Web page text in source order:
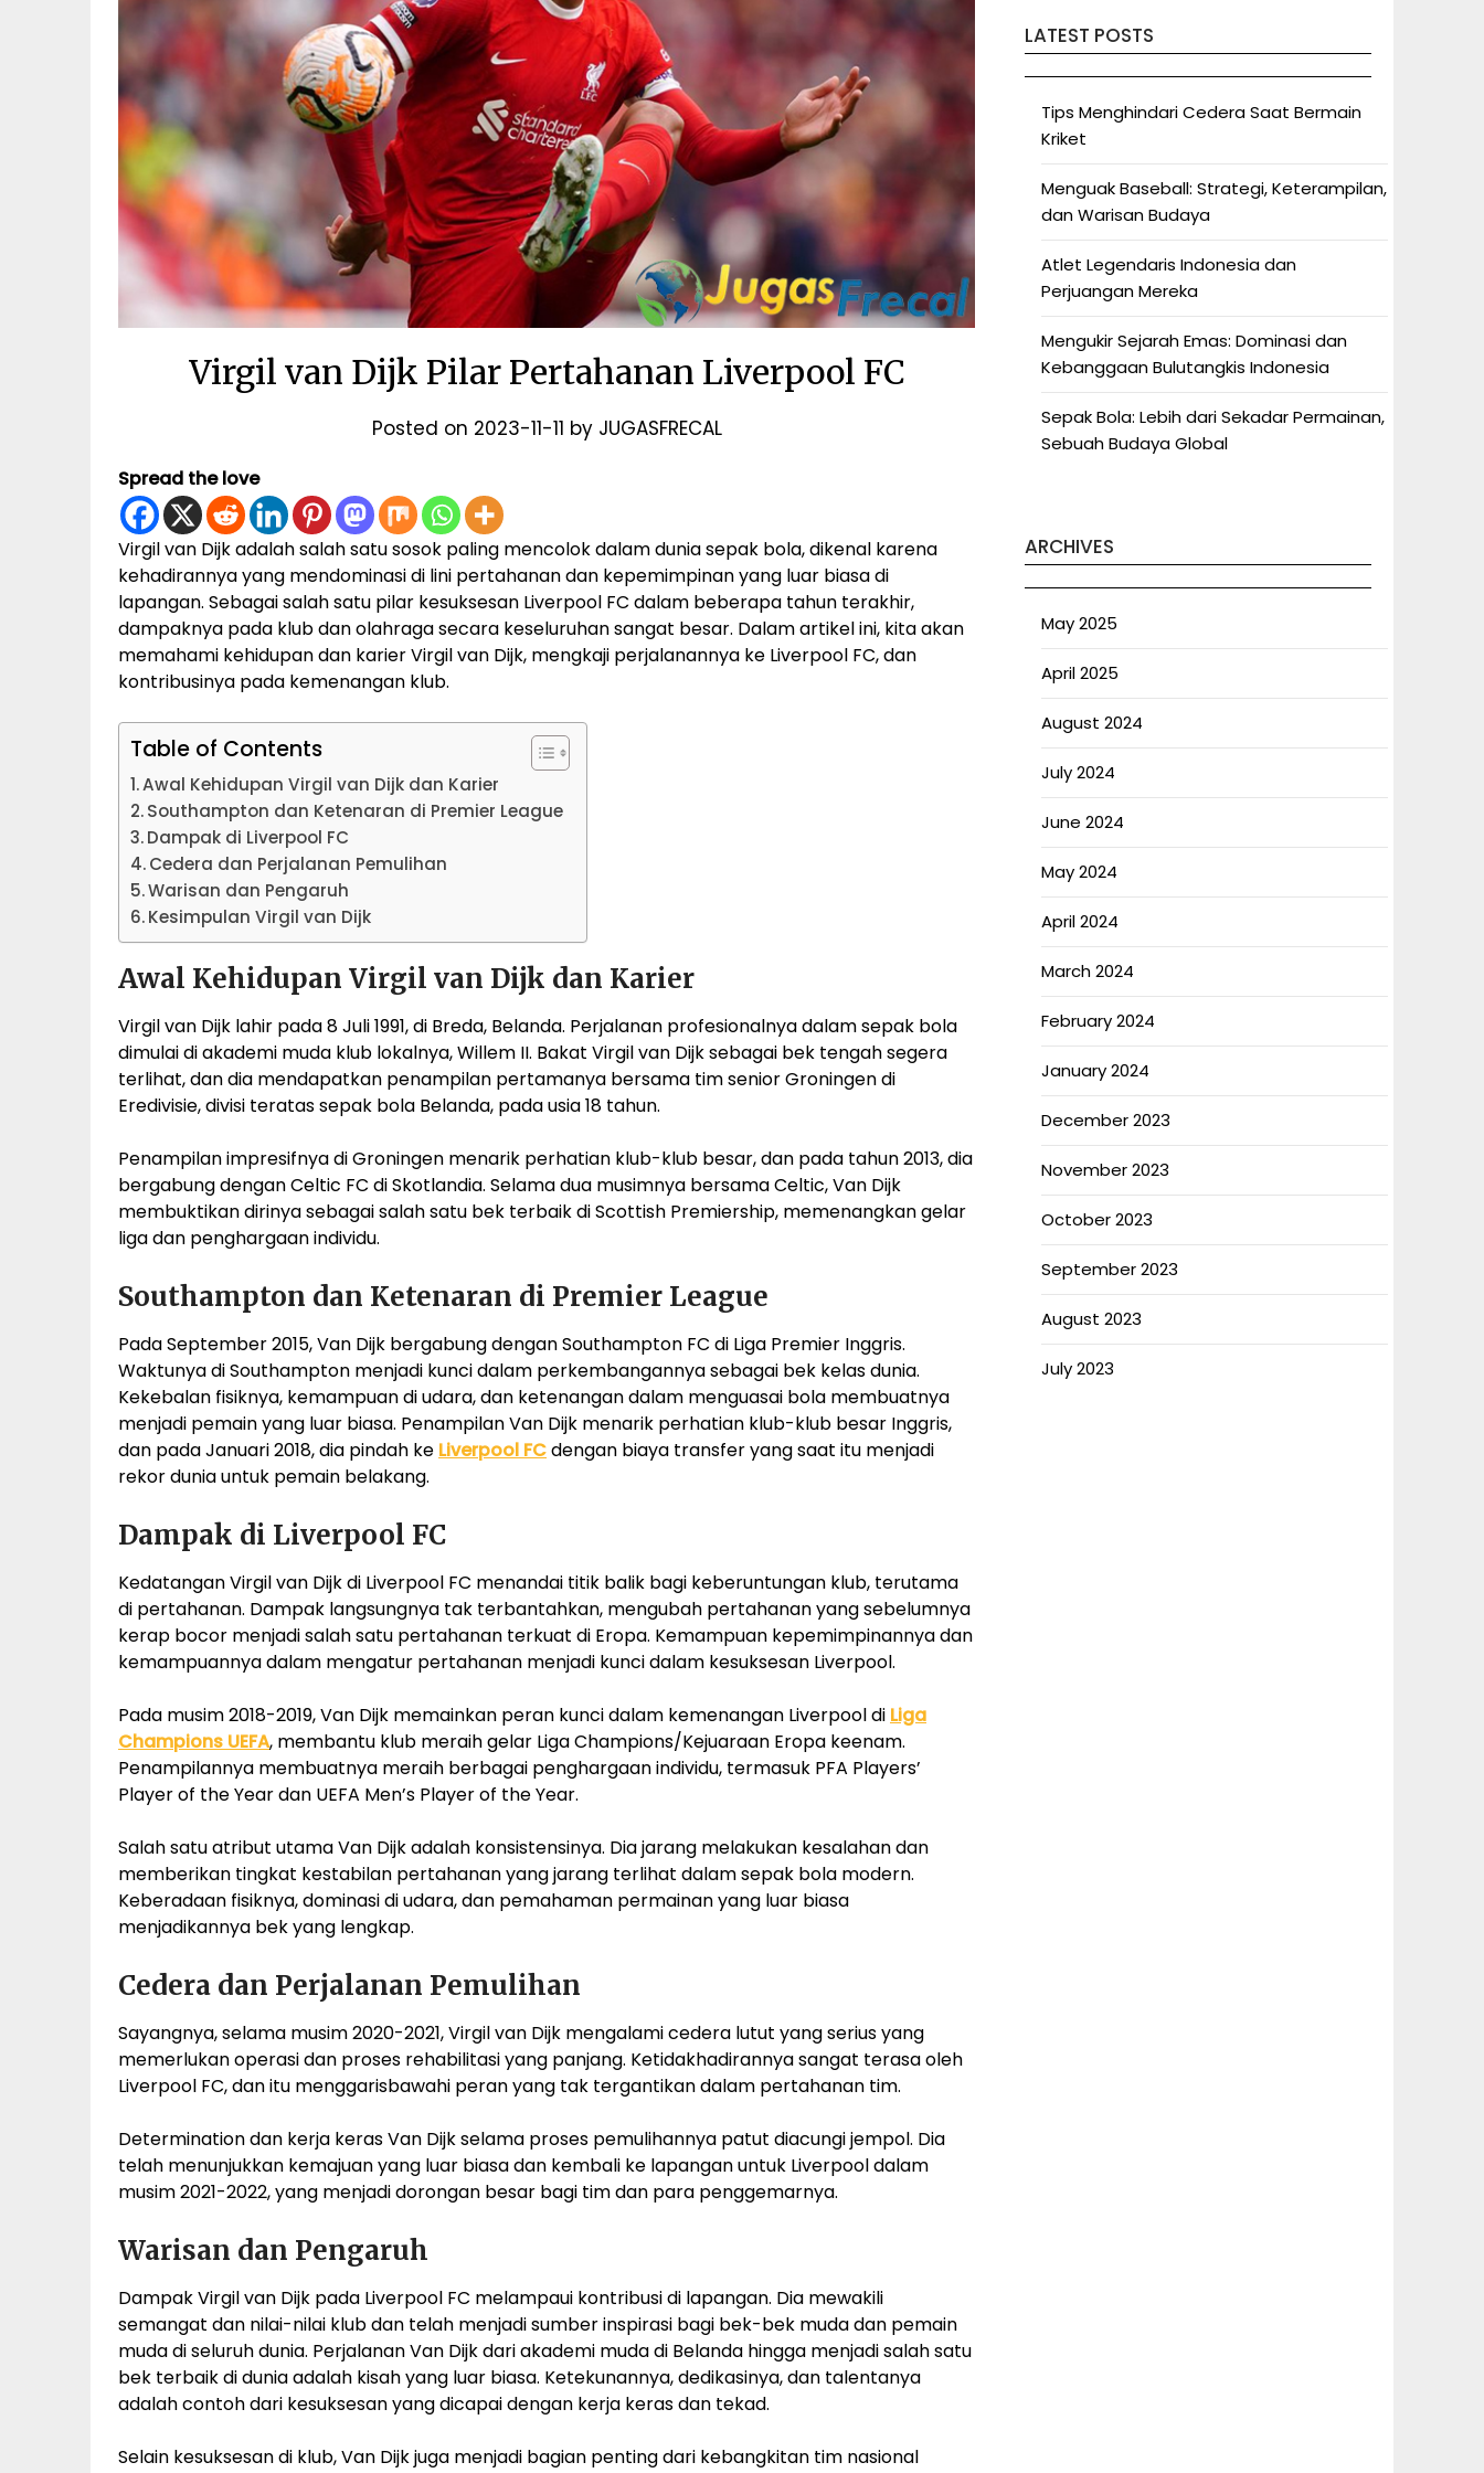
Virgil van Dijk Pilar Pertahanan Liverpool FC
Posted on 2023-11-11 by JUGASFRECAL
Spread the love
Virgil van Dijk adalah salah satu sosok paling mencolok dalam dunia sepak bola, dikenal karena
kehadirannya yang mendominasi di lini pertahanan dan kepemimpinan yang luar biasa di
lapangan. Sebagai salah satu pilar kesuksesan Liverpool FC dalam beberapa tahun terakhir,
dampaknya pada klub dan olahraga secara keseluruhan sangat besar. Dalam artikel ini, kita akan
memahami kehidupan dan karier Virgil van Dijk, mengkaji perjalanannya ke Liverpool FC, dan
kontribusinya pada kemenangan klub.
Table of Contents
Awal Kehidupan Virgil van Dijk dan Karier
Southampton dan Ketenaran di Premier League
Dampak di Liverpool FC
Cedera dan Perjalanan Pemulihan
Warisan dan Pengaruh
Kesimpulan Virgil van Dijk
Awal Kehidupan Virgil van Dijk dan Karier
Virgil van Dijk lahir pada 8 Juli 1991, di Breda, Belanda. Perjalanan profesionalnya dalam sepak bola
dimulai di akademi muda klub lokalnya, Willem II. Bakat Virgil van Dijk sebagai bek tengah segera
terlihat, dan dia mendapatkan penampilan pertamanya bersama tim senior Groningen di
Eredivisie, divisi teratas sepak bola Belanda, pada usia 18 tahun.
Penampilan impresifnya di Groningen menarik perhatian klub-klub besar, dan pada tahun 2013, dia
bergabung dengan Celtic FC di Skotlandia. Selama dua musimnya bersama Celtic, Van Dijk
membuktikan dirinya sebagai salah satu bek terbaik di Scottish Premiership, memenangkan gelar
liga dan penghargaan individu.
Southampton dan Ketenaran di Premier League
Pada September 2015, Van Dijk bergabung dengan Southampton FC di Liga Premier Inggris.
Waktunya di Southampton menjadi kunci dalam perkembangannya sebagai bek kelas dunia.
Kekebalan fisiknya, kemampuan di udara, dan ketenangan dalam menguasai bola membuatnya
menjadi pemain yang luar biasa. Penampilan Van Dijk menarik perhatian klub-klub besar Inggris,
dan pada Januari 2018, dia pindah ke Liverpool FCdengan biaya transfer yang saat itu menjadi
rekor dunia untuk pemain belakang.
Dampak di Liverpool FC
Kedatangan Virgil van Dijk di Liverpool FC menandai titik balik bagi keberuntungan klub, terutama
di pertahanan. Dampak langsungnya tak terbantahkan, mengubah pertahanan yang sebelumnya
kerap bocor menjadi salah satu pertahanan terkuat di Eropa. Kemampuan kepemimpinannya dan
kemampuannya dalam mengatur pertahanan menjadi kunci dalam kesuksesan Liverpool.
Pada musim 2018-2019, Van Dijk memainkan peran kunci dalam kemenangan Liverpool di Liga
Champions UEFA, membantu klub meraih gelar Liga Champions/Kejuaraan Eropa keenam.
Penampilannya membuatnya meraih berbagai penghargaan individu, termasuk PFA Players’
Player of the Year dan UEFA Men’s Player of the Year.
Salah satu atribut utama Van Dijk adalah konsistensinya. Dia jarang melakukan kesalahan dan
memberikan tingkat kestabilan pertahanan yang jarang terlihat dalam sepak bola modern.
Keberadaan fisiknya, dominasi di udara, dan pemahaman permainan yang luar biasa
menjadikannya bek yang lengkap.
Cedera dan Perjalanan Pemulihan
Sayangnya, selama musim 2020-2021, Virgil van Dijk mengalami cedera lutut yang serius yang
memerlukan operasi dan proses rehabilitasi yang panjang. Ketidakhadirannya sangat terasa oleh
Liverpool FC, dan itu menggarisbawahi peran yang tak tergantikan dalam pertahanan tim.
Determination dan kerja keras Van Dijk selama proses pemulihannya patut diacungi jempol. Dia
telah menunjukkan kemajuan yang luar biasa dan kembali ke lapangan untuk Liverpool dalam
musim 2021-2022, yang menjadi dorongan besar bagi tim dan para penggemarnya.
Warisan dan Pengaruh
Dampak Virgil van Dijk pada Liverpool FC melampaui kontribusi di lapangan. Dia mewakili
semangat dan nilai-nilai klub dan telah menjadi sumber inspirasi bagi bek-bek muda dan pemain
muda di seluruh dunia. Perjalanan Van Dijk dari akademi muda di Belanda hingga menjadi salah satu
bek terbaik di dunia adalah kisah yang luar biasa. Ketekunannya, dedikasinya, dan talentanya
adalah contoh dari kesuksesan yang dicapai dengan kerja keras dan tekad.
Selain kesuksesan di klub, Van Dijk juga menjadi bagian penting dari kebangkitan tim nasional
LATEST POSTS
Tips Menghindari Cedera Saat Bermain
Kriket
Menguak Baseball: Strategi, Keterampilan,
dan Warisan Budaya
Atlet Legendaris Indonesia dan
Perjuangan Mereka
Mengukir Sejarah Emas: Dominasi dan
Kebanggaan Bulutangkis Indonesia
Sepak Bola: Lebih dari Sekadar Permainan,
Sebuah Budaya Global
ARCHIVES
May 2025
April 2025
August 2024
July 2024
June 2024
May 2024
April 2024
March 2024
February 2024
January 2024
December 2023
November 2023
October 2023
September 2023
August 2023
July 2023